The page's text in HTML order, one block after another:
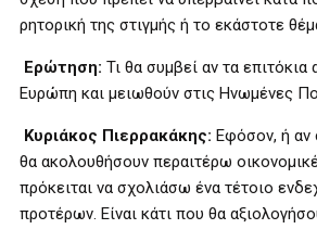
ρητορική της στιγμής ή το εκάστοτε
Ερώτηση: Τι θα συμβεί αν τα επιτόκια
Ευρώπη και μειωθούν στις Ηνωμένες
Κυριάκος Πιερρακάκης: Εφόσον, ή αν
θα ακολουθήσουν περαιτέρω
πρόκειται να σχολιάσω ένα τέτοιο
προτέρων. Είναι κάτι που θα